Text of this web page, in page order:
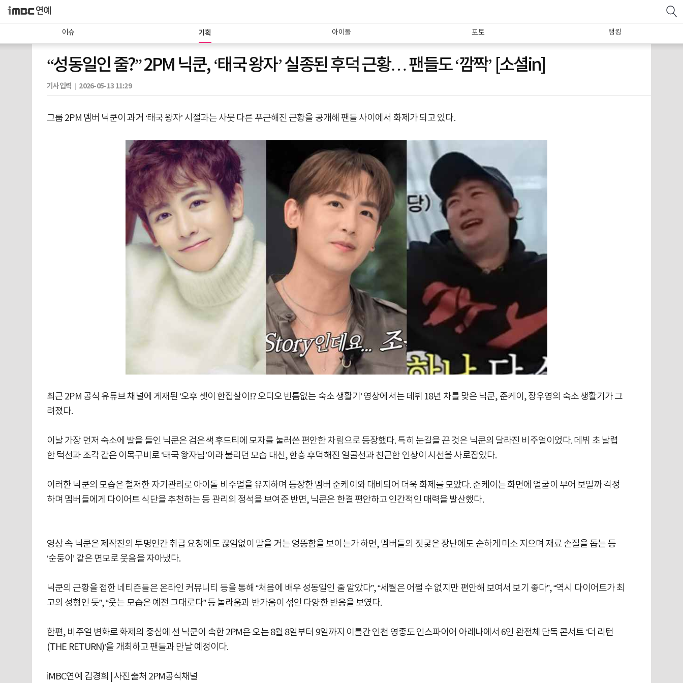
이슈 기획 아이돌 포토 랭킹
“성동일인 줄?” 2PM 닉쿤, ‘태국 왕자’ 실종된 후덕 근황… 팬들도 ‘깜짝’ [소셜in]
기사입력 2026-05-13 11:29
그룹 2PM 멤버 닉쿤이 과거 ‘태국 왕자’ 시절과는 사뭇 다른 푸근해진 근황을 공개해 팬들 사이에서 화제가 되고 있다.
최근 2PM 공식 유튜브 채널에 게재된 ‘오후 셋이 한집살이!? 오디오 빈틈없는 숙소 생활기’ 영상에서는 데뷔 18년 차를 맞은 닉쿤, 준케이, 장우영의 숙소 생활기가 그
려졌다.
이날 가장 먼저 숙소에 발을 들인 닉쿤은 검은색 후드티에 모자를 눌러쓴 편안한 차림으로 등장했다. 특히 눈길을 끈 것은 닉쿤의 달라진 비주얼이었다. 데뷔 초 날렵
한 턱선과 조각 같은 이목구비로 ‘태국 왕자님’이라 불리던 모습 대신, 한층 후덕해진 얼굴선과 친근한 인상이 시선을 사로잡았다.
이러한 닉쿤의 모습은 철저한 자기관리로 아이돌 비주얼을 유지하며 등장한 멤버 준케이와 대비되어 더욱 화제를 모았다. 준케이는 화면에 얼굴이 부어 보일까 걱정
하며 멤버들에게 다이어트 식단을 추천하는 등 관리의 정석을 보여준 반면, 닉쿤은 한결 편안하고 인간적인 매력을 발산했다.
영상 속 닉쿤은 제작진의 투명인간 취급 요청에도 끊임없이 말을 거는 엉뚱함을 보이는가 하면, 멤버들의 짓궂은 장난에도 순하게 미소 지으며 재료 손질을 돕는 등
‘순둥이’ 같은 면모로 웃음을 자아냈다.
닉쿤의 근황을 접한 네티즌들은 온라인 커뮤니티 등을 통해 “처음에 배우 성동일인 줄 알았다”, “세월은 어쩔 수 없지만 편안해 보여서 보기 좋다”, “역시 다이어트가 최
고의 성형인 듯”, “웃는 모습은 예전 그대로다” 등 놀라움과 반가움이 섞인 다양한 반응을 보였다.
한편, 비주얼 변화로 화제의 중심에 선 닉쿤이 속한 2PM은 오는 8월 8일부터 9일까지 이틀간 인천 영종도 인스파이어 아레나에서 6인 완전체 단독 콘서트 ‘더 리턴
(THE RETURN)’을 개최하고 팬들과 만날 예정이다.
iMBC연예 김경희 | 사진출처 2PM공식채널